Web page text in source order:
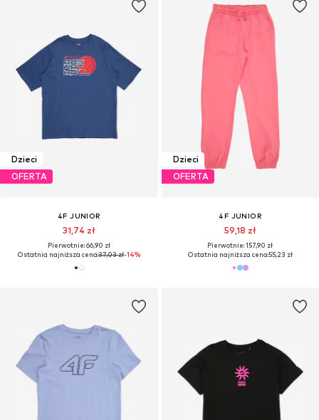
Dzieci
OFERTA
4F JUNIOR
31,74 zł
Pierwotnie: 66,90 zł
Ostatnia najniższa cena:37,03 zł-14%
Dzieci
OFERTA
4F JUNIOR
59,18 zł
Pierwotnie: 157,90 zł
Ostatnia najniższa cena:55,23 zł